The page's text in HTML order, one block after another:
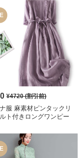
¥4720(割引前)
服 麻素材ピンタックリ
ト付きロングワンピー